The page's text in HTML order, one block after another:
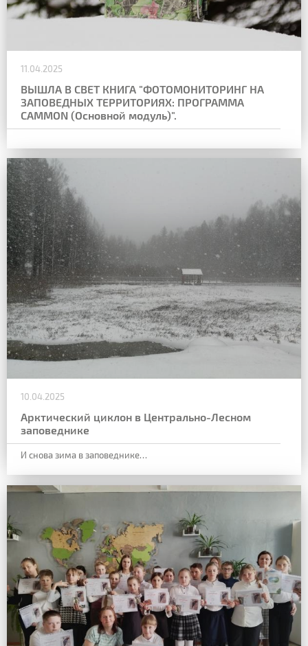
11.04.2025
ВЫШЛА В СВЕТ КНИГА "ФОТОМОНИТОРИНГ НА
ЗАПОВЕДНЫХ ТЕРРИТОРИЯХ: ПРОГРАММА
CAMMON (Основной модуль)".
10.04.2025
Арктический циклон в Центрально-Лесном
заповеднике
И снова зима в заповеднике…